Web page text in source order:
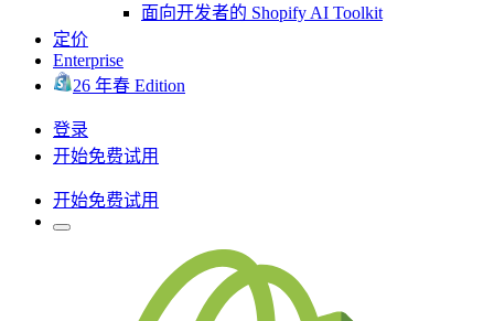
面向开发者的 Shopify AI Toolkit
定价
Enterprise
26 年春 Edition
登录
开始免费试用
开始免费试用